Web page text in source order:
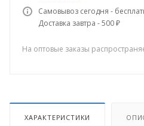
Самовывоз сегодня -
Доставка завтра - 500 ₽
На оптовые заказы
ХАРАКТЕРИСТИКИ